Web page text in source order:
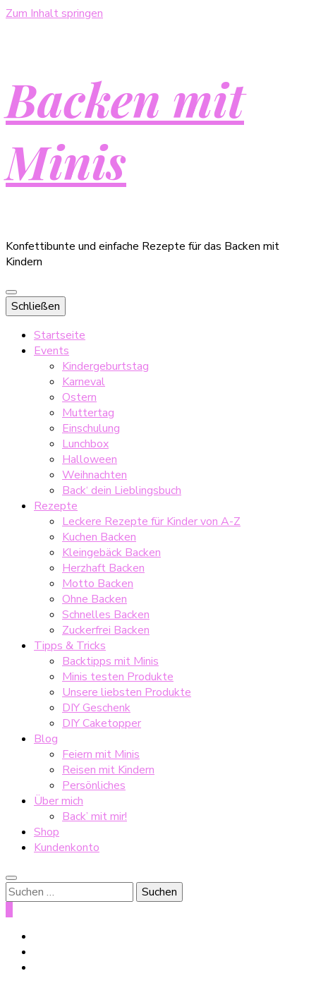
Zum Inhalt springen
Backen mit
Minis
Konfettibunte und einfache Rezepte für das Backen mit
Kindern
Schließen
Startseite
Events
Kindergeburtstag
Karneval
Ostern
Muttertag
Einschulung
Lunchbox
Halloween
Weihnachten
Back‘ dein Lieblingsbuch
Rezepte
Leckere Rezepte für Kinder von A-Z
Kuchen Backen
Kleingebäck Backen
Herzhaft Backen
Motto Backen
Ohne Backen
Schnelles Backen
Zuckerfrei Backen
Tipps & Tricks
Backtipps mit Minis
Minis testen Produkte
Unsere liebsten Produkte
DIY Geschenk
DIY Caketopper
Blog
Feiern mit Minis
Reisen mit Kindern
Persönliches
Über mich
Back’ mit mir!
Shop
Kundenkonto
Suche
nach: